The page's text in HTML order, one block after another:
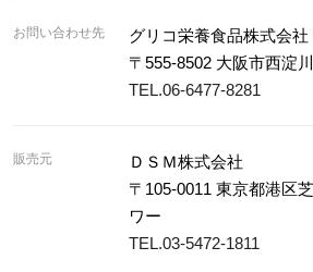
お問い合わせ先
グリコ栄養食品株式会社
〒555-8502 大阪市西淀
TEL.06-6477-8281
販売元
ＤＳＭ株式会社
〒105-0011 東京都港区
ワー
TEL.03-5472-1811